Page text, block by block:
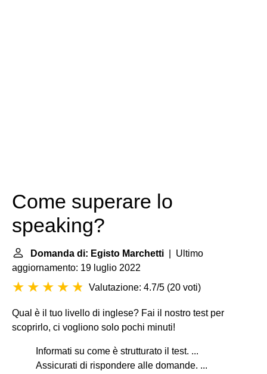
Come superare lo
speaking?
Domanda di: Egisto Marchetti | Ultimo
aggiornamento: 19 luglio 2022
Valutazione: 4.7/5 (20 voti)
Qual è il tuo livello di inglese? Fai il nostro test per
scoprirlo, ci vogliono solo pochi minuti!
Informati su come è strutturato il test. ...
Assicurati di rispondere alle domande. ...